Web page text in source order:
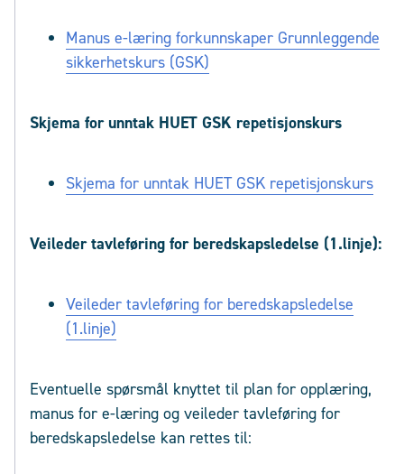
Manus e-læring forkunnskaper Grunnleggende
sikkerhetskurs (GSK)
Skjema for unntak HUET GSK repetisjonskurs
Skjema for unntak HUET GSK repetisjonskurs
Veileder tavleføring for beredskapsledelse (1.linje):
Veileder tavleføring for beredskapsledelse
(1.linje)
Eventuelle spørsmål knyttet til plan for opplæring,
manus for e-læring og veileder tavleføring for
beredskapsledelse kan rettes til: